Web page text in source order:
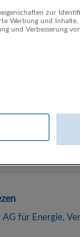
NOC Engineer
AG für Energie,
zur
Werbung und
und Verbesserung